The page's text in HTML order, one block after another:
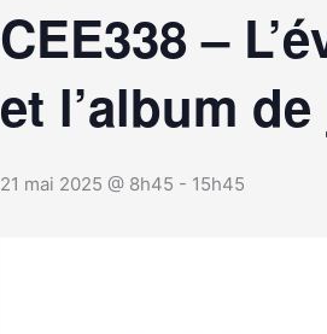
CEE338 –
et l’album
21 mai 2025 @ 8h45 - 15h45